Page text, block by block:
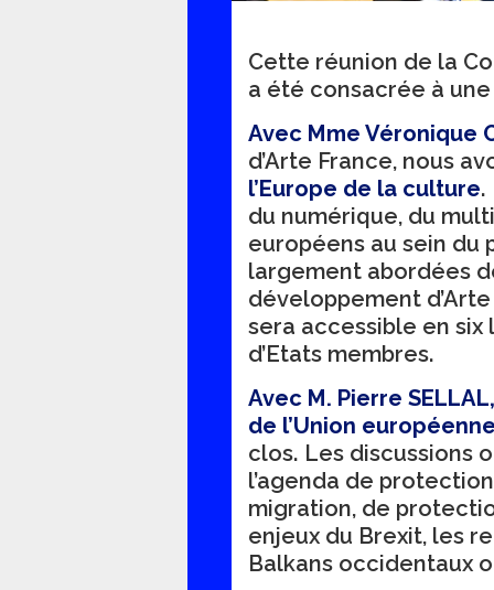
Cette réunion de la
a été consacrée à
Avec Mme Véronique
d’Arte France, nous
l’Europe de la culture.
du numérique, du
européens au sein du
largement abordées
développement
sera accessible en
d’Etats membres.
Avec M. Pierre
de l’Union
clos. Les discussions
l’agenda de
migration, de
enjeux du Brexit, les
Balkans occidentaux